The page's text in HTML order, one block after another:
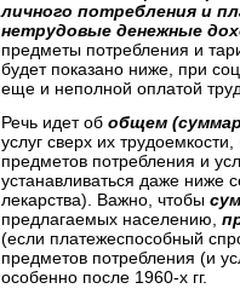
личного потребления и
нетрудовые денежные
предметы потребления и
будет показано ниже, при
еще и неполной оплатой
Речь идет об общем
услуг сверх их
предметов потребления и
устанавливаться даже ниже
лекарства). Важно, чтобы
предлагаемых населению,
(если платежеспособный
предметов потребления (и
особенно после 1960-х гг.